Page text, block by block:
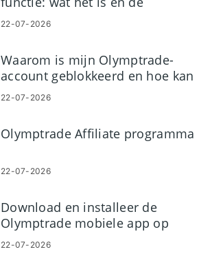
belangrijkste voordelen
22-07-2026
Waarom is mijn Olymptrade-
account geblokkeerd en hoe kan
ik dit vermijden?
22-07-2026
Olymptrade Affiliate programma
22-07-2026
Download en installeer de
Olymptrade mobiele app op
Android en iOS
22-07-2026